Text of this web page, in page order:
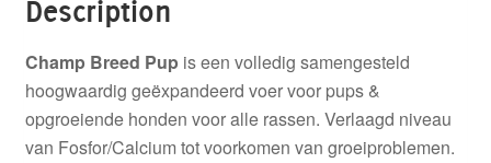
Description
Champ Breed Pup is een volledig samengesteld
hoogwaardig geëxpandeerd voer voor pups &
opgroeiende honden voor alle rassen. Verlaagd niveau
van Fosfor/Calcium tot voorkomen van groeiproblemen.